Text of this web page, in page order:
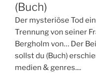
(Buch)
Der mysteriöse Tod
Trennung von seiner
Bergholm von… Der
sollst du (Buch)
medien & genres....